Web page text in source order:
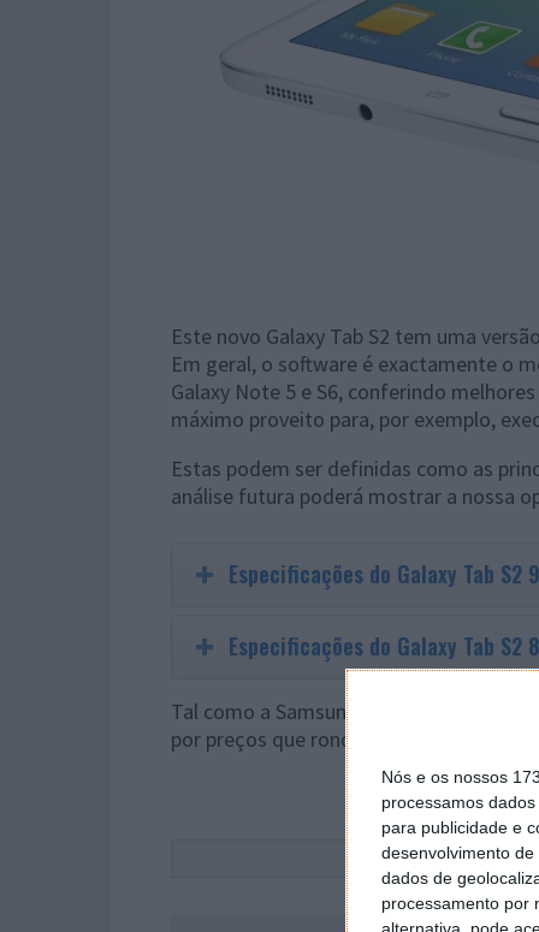
Nós e os nossos
processamos
para publicidade e
desenvolvimento de
dados de
processamento por
Este novo Galaxy Tab S2 tem uma
Em geral, o software é exactamente o
Galaxy Note 5 e S6, conferindo
máximo proveito para, por exemplo,
Estas podem ser definidas como as
análise futura poderá mostrar a nossa
Especificações do Galaxy Tab S2
Especificações do Galaxy Tab S2
Tal como a Samsung havia anunciado,
por preços que rondam os 400€, para o